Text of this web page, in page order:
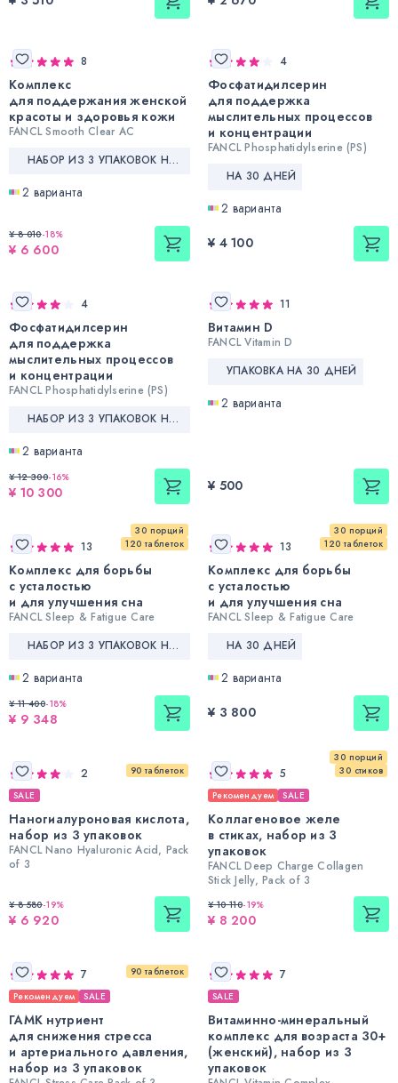
8
Комплекс
для поддержания женской
красоты и здоровья кожи
FANCL Smooth Clear AC
НАБОР ИЗ 3 УПАКОВОК НА 90 ДНЕЙ
2 варианта
¥ 8 010-18%
¥ 6 600
4
Фосфатидилсерин
для поддержка
мыслительных процессов
и концентрации
FANCL Phosphatidylserine (PS)
НА 30 ДНЕЙ
2 варианта
¥ 4 100
4
Фосфатидилсерин
для поддержка
мыслительных процессов
и концентрации
FANCL Phosphatidylserine (PS)
НАБОР ИЗ 3 УПАКОВОК НА 90 ДНЕЙ
2 варианта
¥ 12 300-16%
¥ 10 300
11
Витамин D
FANCL Vitamin D
УПАКОВКА НА 30 ДНЕЙ
2 варианта
¥ 500
30 порций
120 таблеток
13
Комплекс для борьбы
с усталостью
и для улучшения сна
FANCL Sleep & Fatigue Care
НАБОР ИЗ 3 УПАКОВОК НА 90 ДНЕЙ
2 варианта
¥ 11 400-18%
¥ 9 348
30 порций
120 таблеток
13
Комплекс для борьбы
с усталостью
и для улучшения сна
FANCL Sleep & Fatigue Care
НА 30 ДНЕЙ
2 варианта
¥ 3 800
90 таблеток
2
SALE
Наногиалуроновая кислота,
набор из 3 упаковок
FANCL Nano Hyaluronic Acid, Pack
of 3
¥ 8 580-19%
¥ 6 920
30 порций
30 стиков
5
Рекомендуем SALE
Коллагеновое желе
в стиках, набор из 3
упаковок
FANCL Deep Charge Collagen
Stick Jelly, Pack of 3
¥ 10 110-19%
¥ 8 200
90 таблеток
7
Рекомендуем SALE
ГАМК нутриент
для снижения стресса
и артериального давления,
набор из 3 упаковок
7
SALE
Витаминно-минеральный
комплекс для возраста 30+
(женский), набор из 3
упаковок